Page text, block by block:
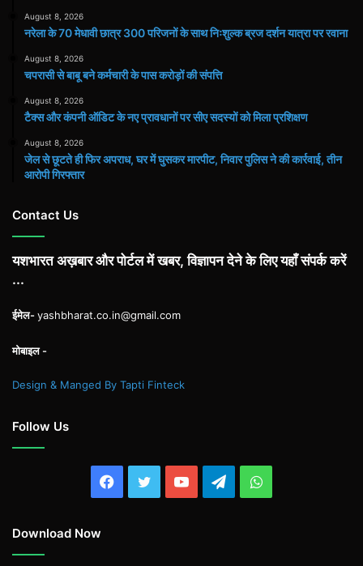
August 8, 2026
नरेला के 70 मेधावी छात्र 300 परिजनों के साथ निःशुल्क ब्रज दर्शन यात्रा पर रवाना
August 8, 2026
चपरासी से बाबू बने कर्मचारी के पास करोड़ों की संपत्ति
August 8, 2026
टैक्स और कंपनी ऑडिट के नए प्रावधानों पर सीए सदस्यों को मिला प्रशिक्षण
August 8, 2026
जेल से छूटते ही फिर अपराध, घर में घुसकर मारपीट, निवार पुलिस ने की कार्रवाई, तीन
आरोपी गिरफ्तार
Contact Us
यशभारत अख़बार और पोर्टल में खबर, विज्ञापन देने के लिए यहाँ संपर्क करें
...
ईमेल-yashbharat.co.in@gmail.com
मोबाइल -
Design & Manged By Tapti Finteck
Follow Us
Facebook
TwitterYouTubeTelegramWhatsApp
Download Now